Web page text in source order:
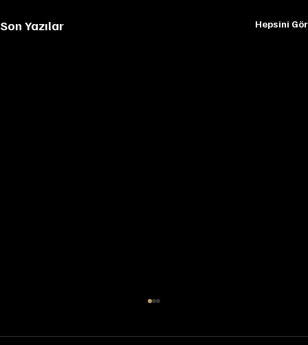
Son Yazılar Hepsini Gör